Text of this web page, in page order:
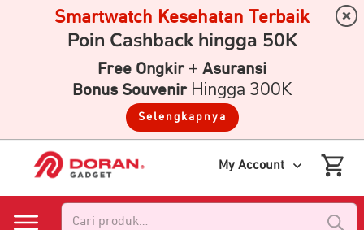
My Account
Smartwatch Kesehatan Terbaik
Poin Cashback hingga 50K
Free Ongkir + Asuransi
Bonus Souvenir Hingga 300K
Selengkapnya